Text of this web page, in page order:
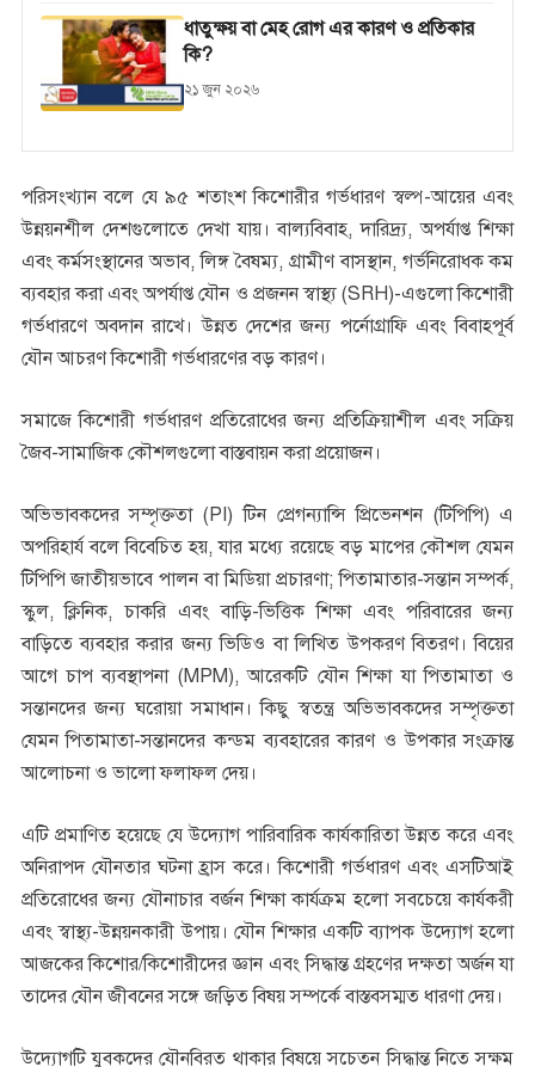
ধাতুক্ষয় বা মেহ রোগ এর কারণ ও প্রতিকার
কি?
২১ জুন ২০২৬
পরিসংখ্যান বলে যে ৯৫ শতাংশ কিশোরীর গর্ভধারণ স্বল্প-আয়ের এবং
উন্নয়নশীল দেশগুলোতে দেখা যায়। বাল্যবিবাহ, দারিদ্র্য, অপর্যাপ্ত শিক্ষা
এবং কর্মসংস্থানের অভাব, লিঙ্গ বৈষম্য, গ্রামীণ বাসস্থান, গর্ভনিরোধক কম
ব্যবহার করা এবং অপর্যাপ্ত যৌন ও প্রজনন স্বাস্থ্য (SRH)-এগুলো কিশোরী
গর্ভধারণে অবদান রাখে। উন্নত দেশের জন্য পর্নোগ্রাফি এবং বিবাহপূর্ব
যৌন আচরণ কিশোরী গর্ভধারণের বড় কারণ।
সমাজে কিশোরী গর্ভধারণ প্রতিরোধের জন্য প্রতিক্রিয়াশীল এবং সক্রিয়
জৈব-সামাজিক কৌশলগুলো বাস্তবায়ন করা প্রয়োজন।
অভিভাবকদের সম্পৃক্ততা (PI) টিন প্রেগন্যান্সি প্রিভেনশন (টিপিপি) এ
অপরিহার্য বলে বিবেচিত হয়, যার মধ্যে রয়েছে বড় মাপের কৌশল যেমন
টিপিপি জাতীয়ভাবে পালন বা মিডিয়া প্রচারণা; পিতামাতার-সন্তান সম্পর্ক,
স্কুল, ক্লিনিক, চাকরি এবং বাড়ি-ভিত্তিক শিক্ষা এবং পরিবারের জন্য
বাড়িতে ব্যবহার করার জন্য ভিডিও বা লিখিত উপকরণ বিতরণ। বিয়ের
আগে চাপ ব্যবস্থাপনা (MPM), আরেকটি যৌন শিক্ষা যা পিতামাতা ও
সন্তানদের জন্য ঘরোয়া সমাধান। কিছু স্বতন্ত্র অভিভাবকদের সম্পৃক্ততা
যেমন পিতামাতা-সন্তানদের কন্ডম ব্যবহারের কারণ ও উপকার সংক্রান্ত
আলোচনা ও ভালো ফলাফল দেয়।
এটি প্রমাণিত হয়েছে যে উদ্যোগ পারিবারিক কার্যকারিতা উন্নত করে এবং
অনিরাপদ যৌনতার ঘটনা হ্রাস করে। কিশোরী গর্ভধারণ এবং এসটিআই
প্রতিরোধের জন্য যৌনাচার বর্জন শিক্ষা কার্যক্রম হলো সবচেয়ে কার্যকরী
এবং স্বাস্থ্য-উন্নয়নকারী উপায়। যৌন শিক্ষার একটি ব্যাপক উদ্যোগ হলো
আজকের কিশোর/কিশোরীদের জ্ঞান এবং সিদ্ধান্ত গ্রহণের দক্ষতা অর্জন যা
তাদের যৌন জীবনের সঙ্গে জড়িত বিষয় সম্পর্কে বাস্তবসম্মত ধারণা দেয়।
উদ্যোগটি যুবকদের যৌনবিরত থাকার বিষয়ে সচেতন সিদ্ধান্ত নিতে সক্ষম